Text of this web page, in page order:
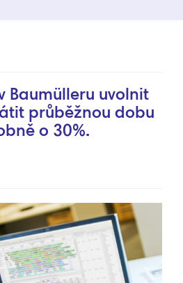
Baumülleru uvolnit
průběžnou dobu
o 30%.